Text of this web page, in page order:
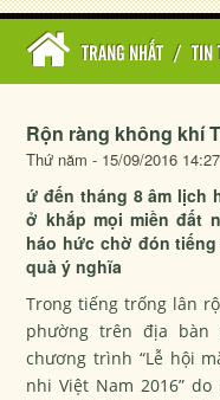
TRANG NHẤT / TIN
Rộn ràng không khí
Thứ năm - 15/09/2016 14:27
ứ đến tháng 8 âm lịch
ở khắp mọi miền đất
háo hức chờ đón
quà ý nghĩa
Trong tiếng trống lân
phường trên địa bàn
chương trình “Lễ hội
nhi Việt Nam 2016”